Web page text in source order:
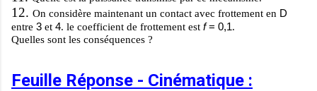
12. On considère maintenant un contact avec frottement en D
entre 3 et 4. le coefficient de frottement est f= 0,1.
Quelles sont les conséquences ?
Feuille Réponse - Cinématique :